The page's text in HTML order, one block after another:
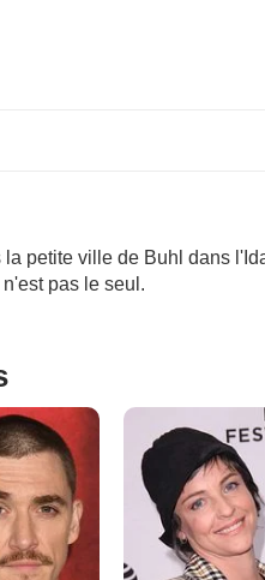
petite ville de Buhl dans
pas le seul.